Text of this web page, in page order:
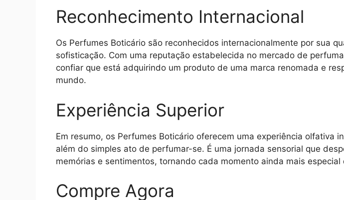
Reconhecimento Internacional
Os Perfumes Boticário são reconhecidos internacionalmente por sua
sofisticação. Com uma reputação estabelecida no mercado de
confiar que está adquirindo um produto de uma marca renomada e
mundo.
Experiência Superior
Em resumo, os Perfumes Boticário oferecem uma experiência olfativa
além do simples ato de perfumar-se. É uma jornada sensorial que
memórias e sentimentos, tornando cada momento ainda mais especial
Compre Agora